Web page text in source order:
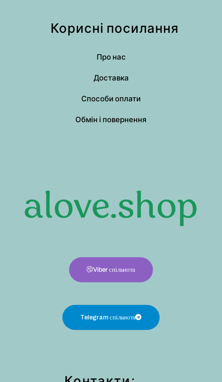
Корисні посилання
Про нас
Доставка
Способи оплати
Обмін і повернення
Viber спільнота
Telegram спільнота